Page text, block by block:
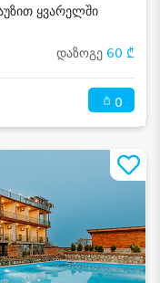
ყვარელში
დაზოგე 60 ₾
0